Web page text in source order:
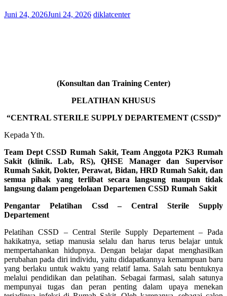
Juni 24, 2026Juni 24, 2026 diklatcenter
(Konsultan dan Training Center)
PELATIHAN KHUSUS
“CENTRAL STERILE SUPPLY DEPARTEMENT (CSSD)”
Kepada Yth.
Team Dept CSSD Rumah Sakit, Team Anggota P2K3 Rumah
Sakit (klinik. Lab, RS), QHSE Manager dan Supervisor
Rumah Sakit, Dokter, Perawat, Bidan, HRD Rumah Sakit, dan
semua pihak yang terlibat secara langsung maupun tidak
langsung dalam pengelolaan Departemen CSSD Rumah Sakit
Pengantar Pelatihan Cssd – Central Sterile Supply
Departement
Pelatihan CSSD – Central Sterile Supply Departement – Pada
hakikatnya, setiap manusia selalu dan harus terus belajar untuk
mempertahankan hidupnya. Dengan belajar dapat menghasilkan
perubahan pada diri individu, yaitu didapatkannya kemampuan baru
yang berlaku untuk waktu yang relatif lama. Salah satu bentuknya
melalui pendidikan dan pelatihan. Sebagai farmasi, salah satunya
mempunyai tugas dan peran penting dalam upaya menekan